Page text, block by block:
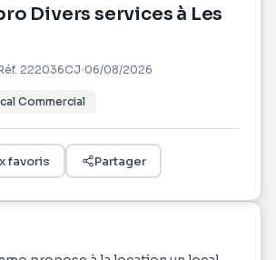
Divers services à Les
222036CJ 06/08/2026
Commercial
favoris Partager